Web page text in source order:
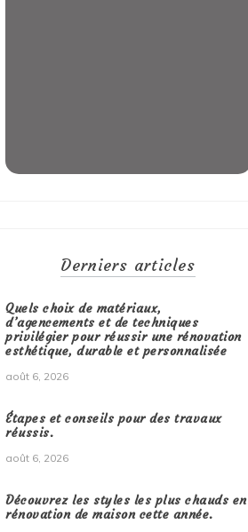
Derniers articles
Quels choix de matériaux,
d’agencements et de techniques
privilégier pour réussir une rénovation
esthétique, durable et personnalisée
août 6, 2026
Étapes et conseils pour des travaux
réussis.
août 6, 2026
Découvrez les styles les plus chauds en
rénovation de maison cette année.